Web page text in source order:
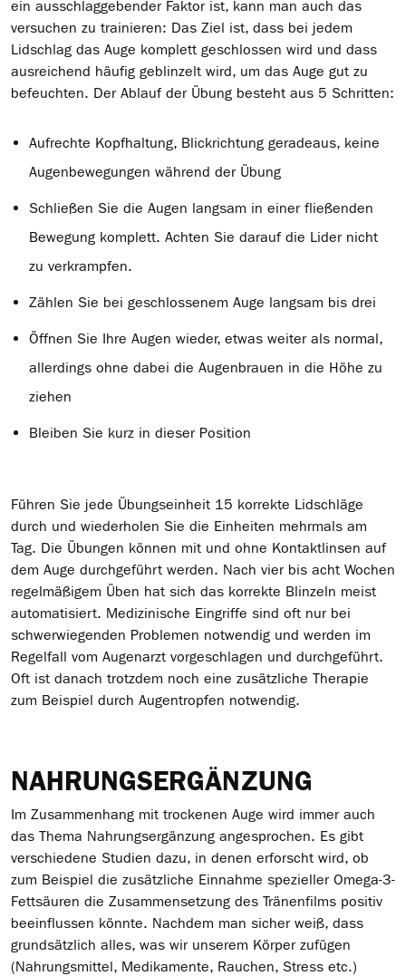
ein ausschlaggebender Faktor ist, kann man auch das
versuchen zu trainieren: Das Ziel ist, dass bei jedem
Lidschlag das Auge komplett geschlossen wird und dass
ausreichend häufig geblinzelt wird, um das Auge gut zu
befeuchten. Der Ablauf der Übung besteht aus 5 Schritten:
Aufrechte Kopfhaltung, Blickrichtung geradeaus, keine
Augenbewegungen während der Übung
Schließen Sie die Augen langsam in einer fließenden
Bewegung komplett. Achten Sie darauf die Lider nicht
zu verkrampfen.
Zählen Sie bei geschlossenem Auge langsam bis drei
Öffnen Sie Ihre Augen wieder, etwas weiter als normal,
allerdings ohne dabei die Augenbrauen in die Höhe zu
ziehen
Bleiben Sie kurz in dieser Position
Führen Sie jede Übungseinheit 15 korrekte Lidschläge
durch und wiederholen Sie die Einheiten mehrmals am
Tag. Die Übungen können mit und ohne Kontaktlinsen auf
dem Auge durchgeführt werden. Nach vier bis acht Wochen
regelmäßigem Üben hat sich das korrekte Blinzeln meist
automatisiert. Medizinische Eingriffe sind oft nur bei
schwerwiegenden Problemen notwendig und werden im
Regelfall vom Augenarzt vorgeschlagen und durchgeführt.
Oft ist danach trotzdem noch eine zusätzliche Therapie
zum Beispiel durch Augentropfen notwendig.
NAHRUNGSERGÄNZUNG
Im Zusammenhang mit trockenen Auge wird immer auch
das Thema Nahrungsergänzung angesprochen. Es gibt
verschiedene Studien dazu, in denen erforscht wird, ob
zum Beispiel die zusätzliche Einnahme spezieller Omega-3-
Fettsäuren die Zusammensetzung des Tränenfilms positiv
beeinflussen könnte. Nachdem man sicher weiß, dass
grundsätzlich alles, was wir unserem Körper zufügen
(Nahrungsmittel, Medikamente, Rauchen, Stress etc.)